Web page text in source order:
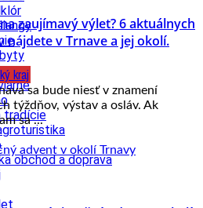
tradície
obchod a doprava
zaujímavý výlet? 6 aktuálnych
v Trnave a jej okolí.
kraj
sa bude niesť v znamení
týždňov, výstav a osláv. Ak
sa ...